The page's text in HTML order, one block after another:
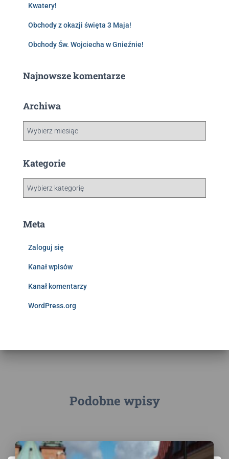
Kwatery!
Obchody z okazji święta 3 Maja!
Obchody Św. Wojciecha w Gnieźnie!
Najnowsze komentarze
Archiwa
Kategorie
Meta
Zaloguj się
Kanał wpisów
Kanał komentarzy
WordPress.org
Podobne wpisy